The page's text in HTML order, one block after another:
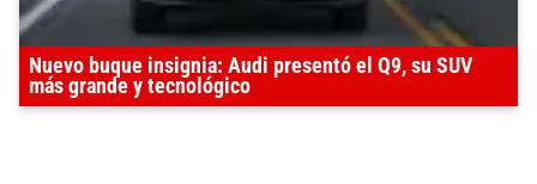
Nuevo buque insignia: Audi presentó el Q9, su SUV
más grande y tecnológico